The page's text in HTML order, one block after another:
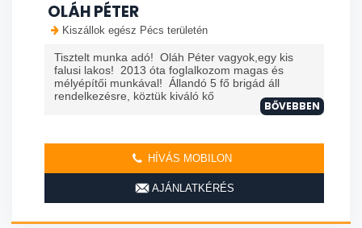
OLÁH PÉTER
Kiszállok egész Pécs területén
Tisztelt munka adó! Oláh Péter vagyok,egy kis
falusi lakos! 2013 óta foglalkozom magas és
mélyépítői munkával! Állandó 5 fő brigád áll
rendelkezésre, köztük kiváló kő
BŐVEBBEN
HÍVÁS MOBILON
AJÁNLATKÉRÉS